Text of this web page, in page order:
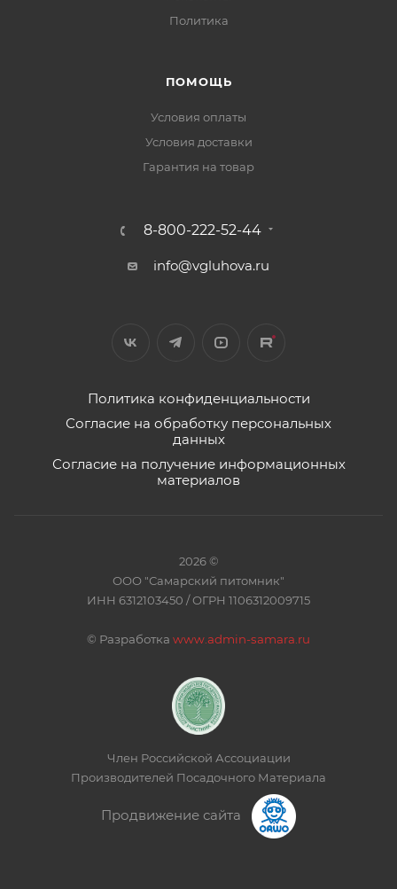
Политика
ПОМОЩЬ
Условия оплаты
Условия доставки
Гарантия на товар
8-800-222-52-44
info@vgluhova.ru
Политика конфиденциальности
Согласие на обработку персональных
данных
Согласие на получение информационных
материалов
2026 ©
ООО "Самарский питомник"
ИНН 6312103450 / ОГРН 1106312009715
© Разработка www.admin-samara.ru
Член Российской Ассоциации
Производителей Посадочного Материала
Продвижение сайта